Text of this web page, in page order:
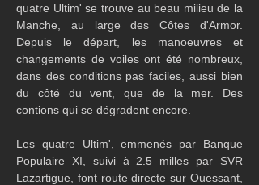
quatre Ultim' se trouve au beau milieu de la
Manche, au large des Côtes d'Armor.
Depuis le départ, les manoeuvres et
changements de voiles ont été nombreux,
dans des conditions pas faciles, aussi bien
du côté du vent, que de la mer. Des
contions qui se dégradent encore.
Les quatre Ultim', emmenés par Banque
Populaire XI, suivi à 2.5 milles par SVR
Lazartigue, font route directe sur Ouessant,